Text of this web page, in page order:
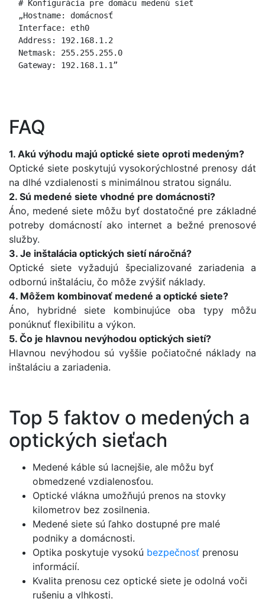
  # Konfigurácia pre domácu medenú sieť
  „Hostname: domácnosť
  Interface: eth0
  Address: 192.168.1.2
  Netmask: 255.255.255.0
  Gateway: 192.168.1.1”
FAQ
1. Akú výhodu majú optické siete oproti medeným?
Optické siete poskytujú vysokorýchlostné prenosy dát
na dlhé vzdialenosti s minimálnou stratou signálu.
2. Sú medené siete vhodné pre domácnosti?
Áno, medené siete môžu byť dostatočné pre základné
potreby domácností ako internet a bežné prenosové
služby.
3. Je inštalácia optických sietí náročná?
Optické siete vyžadujú špecializované zariadenia a
odbornú inštaláciu, čo môže zvýšiť náklady.
4. Môžem kombinovať medené a optické siete?
Áno, hybridné siete kombinujúce oba typy môžu
ponúknuť flexibilitu a výkon.
5. Čo je hlavnou nevýhodou optických sietí?
Hlavnou nevýhodou sú vyššie počiatočné náklady na
inštaláciu a zariadenia.
Top 5 faktov o medených a
optických sieťach
Medené káble sú lacnejšie, ale môžu byť
obmedzené vzdialenosťou.
Optické vlákna umožňujú prenos na stovky
kilometrov bez zosilnenia.
Medené siete sú ľahko dostupné pre malé
podniky a domácnosti.
Optika poskytuje vysokú bezpečnosť prenosu
informácií.
Kvalita prenosu cez optické siete je odolná voči
rušeniu a vlhkosti.